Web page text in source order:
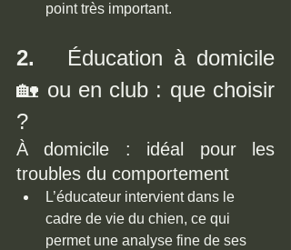
point très important.
2. Éducation à domicile
🏡 ou en club : que choisir
?
À domicile : idéal pour les
troubles du comportement
L’éducateur intervient dans le
cadre de vie du chien, ce qui
permet une analyse fine de ses